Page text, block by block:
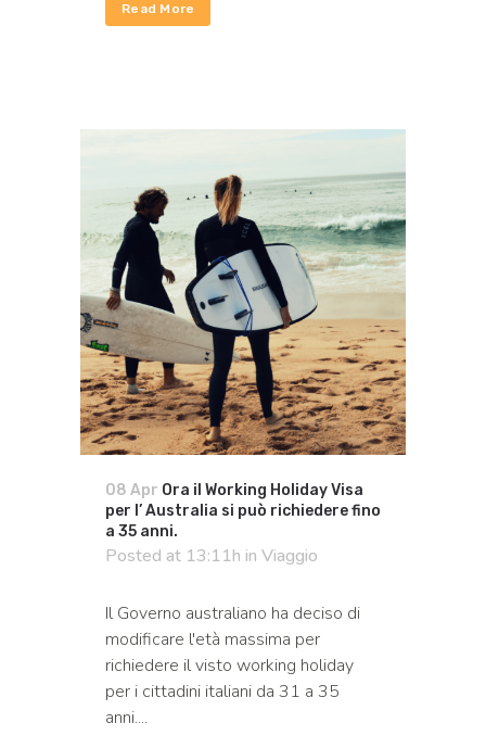
Read More
08 Apr Ora il Working Holiday Visa
per l’ Australia si può richiedere fino
a 35 anni.
Posted at 13:11h in Viaggio
Il Governo australiano ha deciso di
modificare l'età massima per
richiedere il visto working holiday
per i cittadini italiani da 31 a 35
anni....